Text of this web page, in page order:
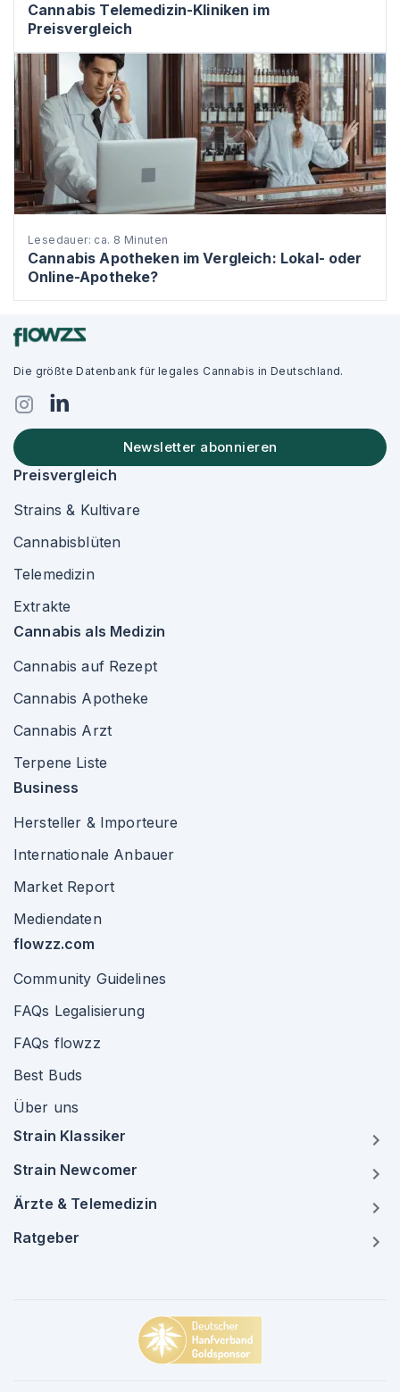
Cannabis Telemedizin-Kliniken im
Preisvergleich
Lesedauer: ca. 8 Minuten
Cannabis Apotheken im Vergleich: Lokal- oder
Online-Apotheke?
Die größte Datenbank für legales Cannabis in Deutschland.
Newsletter abonnieren
Preisvergleich
Strains & Kultivare
Cannabisblüten
Telemedizin
Extrakte
Cannabis als Medizin
Cannabis auf Rezept
Cannabis Apotheke
Cannabis Arzt
Terpene Liste
Business
Hersteller & Importeure
Internationale Anbauer
Market Report
Mediendaten
flowzz.com
Community Guidelines
FAQs Legalisierung
FAQs flowzz
Best Buds
Über uns
Strain Klassiker
Strain Newcomer
Ärzte & Telemedizin
Ratgeber